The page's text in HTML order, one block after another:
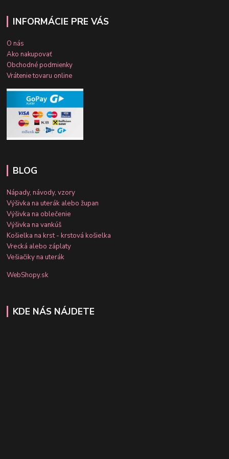
INFORMÁCIE PRE VÁS
O nás
Ako nakupovať
Obchodné podmienky
Vrátenie tovaru online
BLOG
Nápady, návody, vzory
Výšivka na uterák alebo župan
Výšivka na oblečenie
Výšivka na vankúš
Košielka na krst - krstová košielka
Vrecká alebo záplaty
Vešiačiky na uterák
WebShopy.sk
KDE NÁS NÁJDETE